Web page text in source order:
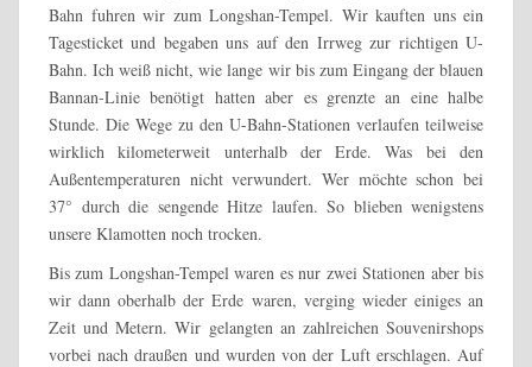
Bahn fuhren wir zum Longshan-Tempel. Wir kauften uns ein
Tagesticket und begaben uns auf den Irrweg zur richtigen U-
Bahn. Ich weiß nicht, wie lange wir bis zum Eingang der blauen
Bannan-Linie benötigt hatten aber es grenzte an eine halbe
Stunde. Die Wege zu den U-Bahn-Stationen verlaufen teilweise
wirklich kilometerweit unterhalb der Erde. Was bei den
Außentemperaturen nicht verwundert. Wer möchte schon bei
37° durch die sengende Hitze laufen. So blieben wenigstens
unsere Klamotten noch trocken.
Bis zum Longshan-Tempel waren es nur zwei Stationen aber bis
wir dann oberhalb der Erde waren, verging wieder einiges an
Zeit und Metern. Wir gelangten an zahlreichen Souvenirshops
vorbei nach draußen und wurden von der Luft erschlagen. Auf